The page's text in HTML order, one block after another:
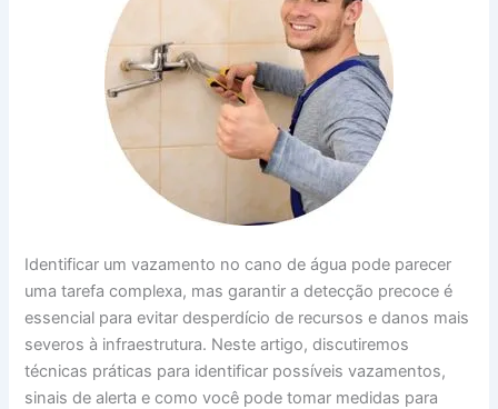
Identificar um vazamento no cano de água pode parecer
uma tarefa complexa, mas garantir a detecção precoce é
essencial para evitar desperdício de recursos e danos mais
severos à infraestrutura. Neste artigo, discutiremos
técnicas práticas para identificar possíveis vazamentos,
sinais de alerta e como você pode tomar medidas para